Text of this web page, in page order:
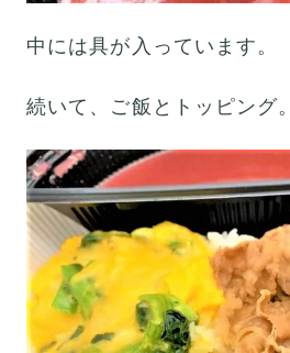
中には具が入っています。
続いて、ご飯とトッピング。